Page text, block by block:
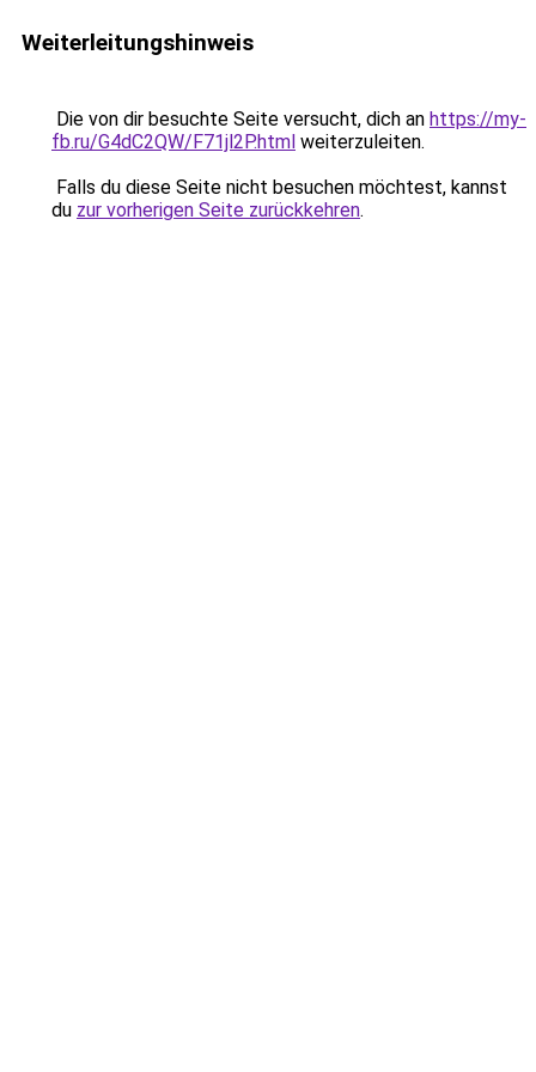
Weiterleitungshinweis
Die von dir besuchte Seite versucht, dich an https://my-
fb.ru/G4dC2QW/F71jl2P.html weiterzuleiten.
Falls du diese Seite nicht besuchen möchtest, kannst
du zur vorherigen Seite zurückkehren.